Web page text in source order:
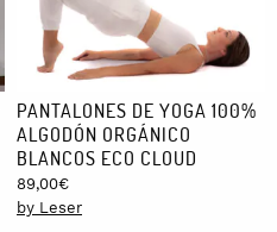
PANTALONES DE YOGA 100%
ALGODÓN ORGÁNICO
BLANCOS ECO CLOUD
89,00€
by Leser